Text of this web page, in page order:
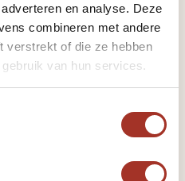
en analyse. Deze
combineren met andere
verstrekt of die ze hebben
van hun services.